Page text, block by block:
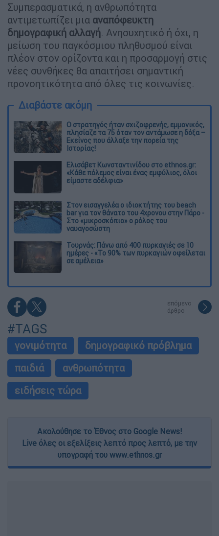
Συμπερασματικά, η ανθρωπότητα
αντιμετωπίζει μια αναπόφευκτη
δημογραφική αλλαγή. Ανησυχητικό ή όχι, η
μείωση του παγκόσμιου πληθυσμού είναι
πλέον στον ορίζοντα και η προσαρμογή στις
νέες συνθήκες θα απαιτήσει σημαντική
προνοητικότητα από όλες τις κοινωνίες.
Διαβάστε ακόμη
O στρατηγός ήταν σχιζοφρενής, εμμονικός,
πλησίαζε τα 75 όταν τον αντάμωσε η δόξα –
Εκείνος που άλλαξε την πορεία της
Ιστορίας!
Ελισάβετ Κωνσταντινίδου στο ethnos.gr:
«Κάθε πόλεμος είναι ένας εμφύλιος, όλοι
είμαστε αδέλφια»
Στον εισαγγελέα ο ιδιοκτήτης του beach
bar για τον θάνατο του 4χρονου στην Πάρο -
Στο «μικροσκόπιο» ο ρόλος του
ναυαγοσώστη
Τουρνάς: Πάνω από 400 πυρκαγιές σε 10
ημέρες - «Το 90% των πυρκαγιών οφείλεται
σε αμέλεια»
επόμενο
άρθρο
#TAGS
γονιμότητα
δημογραφικό πρόβλημα
παιδιά
ανθρωπότητα
ειδήσεις τώρα
Ακολούθησε το Έθνος στο Google News!
Live όλες οι εξελίξεις λεπτό προς λεπτό, με την
υπογραφή του www.ethnos.gr